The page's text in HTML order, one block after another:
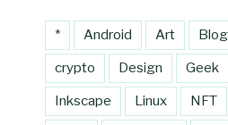
* Android Art Blog
crypto Design Geek
Inkscape Linux NFT